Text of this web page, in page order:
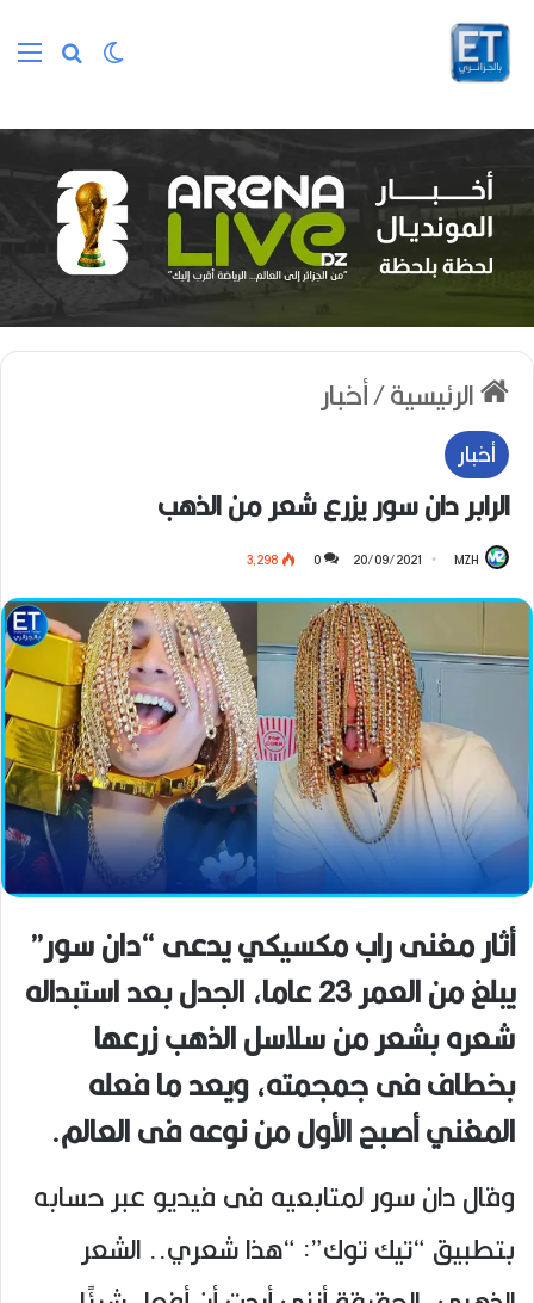
بحث عن
الوضع المظلم
الرئيسية/أخبار
أخبار
الرابر دان سور يزرع شعر من الذهب
MZH
20/09/2021
0 3٬298
أثار مغنى راب مكسيكي يدعى “دان سور”
يبلغ من العمر 23 عاما، الجدل بعد استبداله
شعره بشعر من سلاسل الذهب زرعها
بخطاف فى جمجمته، ويعد ما فعله
المغني أصبح الأول من نوعه فى العالم.
وقال دان سور لمتابعيه فى فيديو عبر حسابه
بتطبيق “تيك توك”: “هذا شعري.. الشعر